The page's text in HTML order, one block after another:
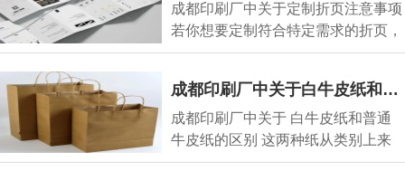
成都印刷厂中关于定制折页注意事项
若你想要定制符合特定需求的折页，
有一些关键注
成都印刷厂中关于白牛皮纸和普通牛皮纸的区别
成都印刷厂中关于 白牛皮纸和普通
牛皮纸的区别 这两种纸从类别上来
说，都属于牛皮